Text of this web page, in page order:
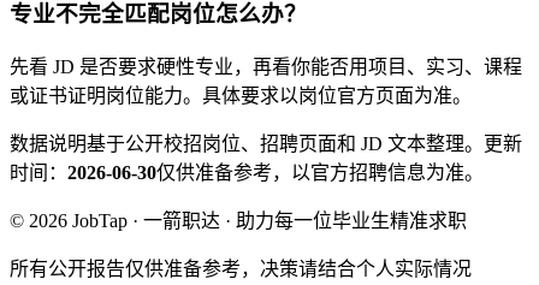
专业不完全匹配岗位怎么办？
先看 JD 是否要求硬性专业，再看你能否用项目、实习、课程
或证书证明岗位能力。具体要求以岗位官方页面为准。
数据说明基于公开校招岗位、招聘页面和 JD 文本整理。
更新
时间： 2026-06-30仅供准备参考，以官方招聘信息为准。
© 2026 JobTap · 一箭职达 · 助力每一位毕业生精准求职
所有公开报告仅供准备参考，决策请结合个人实际情况